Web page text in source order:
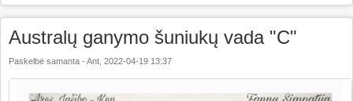
Australų ganymo šuniukų vada "C"
Paskelbė samanta - Ant, 2022-04-19 13:37